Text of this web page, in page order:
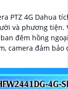
PTZ 4G Dahua
phương tiện. Với độ
đêm hồng
camera đảm bảo